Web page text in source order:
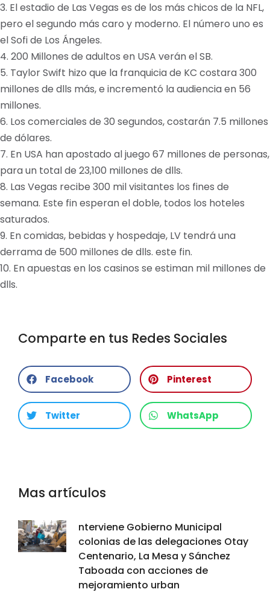
3. El estadio de Las Vegas es de los más chicos de la NFL,
pero el segundo más caro y moderno. El número uno es
el Sofi de Los Ángeles.
4. 200 Millones de adultos en USA verán el SB.
5. Taylor Swift hizo que la franquicia de KC costara 300
millones de dlls más, e incrementó la audiencia en 56
millones.
6. Los comerciales de 30 segundos, costarán 7.5 millones
de dólares.
7. En USA han apostado al juego 67 millones de personas,
para un total de 23,100 millones de dlls.
8. Las Vegas recibe 300 mil visitantes los fines de
semana. Este fin esperan el doble, todos los hoteles
saturados.
9. En comidas, bebidas y hospedaje, LV tendrá una
derrama de 500 millones de dlls. este fin.
10. En apuestas en los casinos se estiman mil millones de
dlls.
Comparte en tus Redes Sociales
Facebook Pinterest
Twitter WhatsApp
Mas artículos
nterviene Gobierno Municipal
colonias de las delegaciones Otay
Centenario, La Mesa y Sánchez
Taboada con acciones de
mejoramiento urban